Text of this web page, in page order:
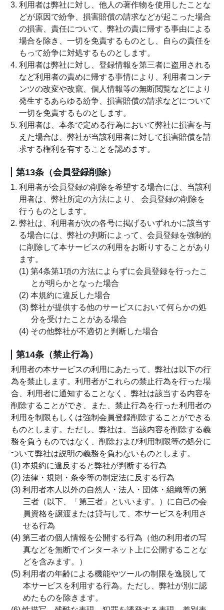
利用者は弊社に対し、他人の著作物を使用したことな
どが原因で紛争、損害賠償の請求などが起こった場合
の損害、責任について、弊社の責に帰する事由による
場合を除き、一切を免責するものとし、自らの責任を
もって紛争に対処するものとします。
利用者は弊社に対し、登録情報を第三者に盗用される
など利用者の責めに帰する事情により、利用者コンテ
ンツの改変や改竄、個人情報等の無断閲覧などにより
発生するあらゆる紛争、損害賠償の請求などについて
一切を免責するものとします。
利用者は、本条で定める行為において弊社に損害を与
えた場合は、弊社が当該利用者に対して損害賠償を請
求する権利を有することを認めます。
第13条（会員登録削除）
利用者が会員登録の削除を希望する場合には、当該利
用者は、弊社所定の方法により、 会員登録の削除を
行うものとします。
弊社は、利用者が次の各号に掲げるいずれかに該当す
る場合には、弊社の判断によって、会員登録を強制的
に削除して本サービスの利用をお断りすることがあり
ます。
(1) 第4条第1項の方法によらずに会員登録を行ったこ
とが明らかとなった場合
(2) 本規約に違反した場合
(3) 弊社が提供する他のサービスにおいて何らかの処
分を受けたことがある場合
(4) その他弊社が不適切と判断した場合
第14条（禁止行為）
利用者の本サービスの利用にあたって、弊社は以下の行
為を禁止します。利用者がこれらの禁止行為を行った場
合、利用者に通知することなく、弊社は該当する内容を
削除することができ、また、禁止行為を行った利用者の
利用を制限もしくは強制会員登録削除することができる
ものとします。ただし、弊社は、当該内容を削除する義
務を負うものではなく、削除および利用制限等の処分に
ついて弊社は説明の義務を負わないものとします。
(1) 本規約に違反すると弊社が判断する行為
(2) 法律・規則・条令等の制定法に反する行為
(3) 利用者本人以外の自然人・法人・団体・組織等の第
三者（以下、「第三者」といいます。）に自己の会
員資格を譲渡または貸与して、本サービスを利用さ
せる行為
(4) 第三者の個人情報を公開する行為（他の利用者の写
真などを無断でインターネット上に公開することな
どを含みます。）
(5) 利用者の年齢による機能やツールの制限を逸脱して
本サービスを利用する行為。ただし、弊社が別に認
めたものを除きます。